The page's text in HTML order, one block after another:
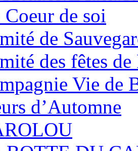
de soi
de
des fêtes
Vie de
d’Automne